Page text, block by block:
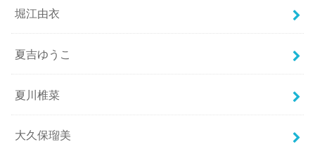
堀江由衣
夏吉ゆうこ
夏川椎菜
大久保瑠美